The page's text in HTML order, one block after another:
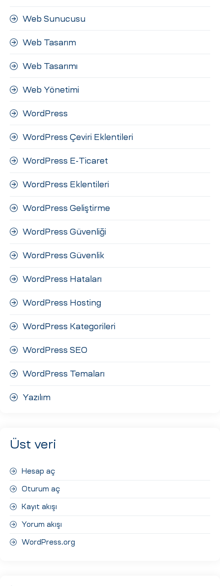
Web Sunucusu
Web Tasarım
Web Tasarımı
Web Yönetimi
WordPress
WordPress Çeviri Eklentileri
WordPress E-Ticaret
WordPress Eklentileri
WordPress Geliştirme
WordPress Güvenliği
WordPress Güvenlik
WordPress Hataları
WordPress Hosting
WordPress Kategorileri
WordPress SEO
WordPress Temaları
Yazılım
Üst veri
Hesap aç
Oturum aç
Kayıt akışı
Yorum akışı
WordPress.org